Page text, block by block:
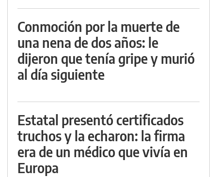
Conmoción por la muerte de
una nena de dos años: le
dijeron que tenía gripe y murió
al día siguiente
Estatal presentó certificados
truchos y la echaron: la firma
era de un médico que vivía en
Europa